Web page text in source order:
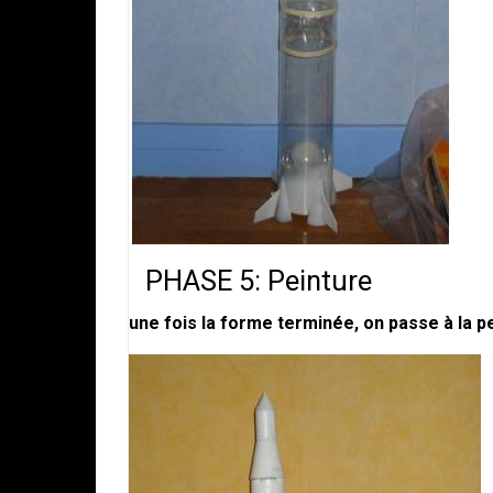
PHASE 5: Peinture
une fois la forme terminée, on passe à la